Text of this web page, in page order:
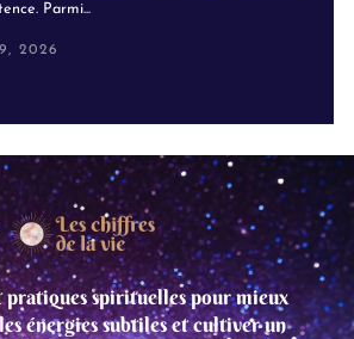
Parmi...
2026
pratiques spirituelles pour mieux
énergies subtiles et cultiver un